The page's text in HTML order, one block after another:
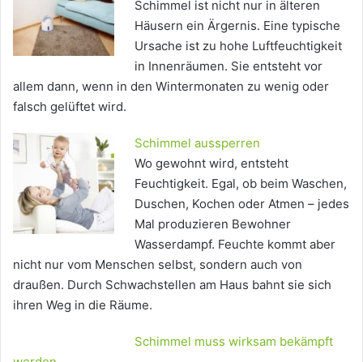
Schimmel ist nicht nur in älteren
Häusern ein Ärgernis. Eine typische
Ursache ist zu hohe Luftfeuchtigkeit
in Innenräumen. Sie entsteht vor
allem dann, wenn in den Wintermonaten zu wenig oder
falsch gelüftet wird.
Schimmel aussperren
Wo gewohnt wird, entsteht
Feuchtigkeit. Egal, ob beim Waschen,
Duschen, Kochen oder Atmen – jedes
Mal produzieren Bewohner
Wasserdampf. Feuchte kommt aber
nicht nur vom Menschen selbst, sondern auch von
draußen. Durch Schwachstellen am Haus bahnt sie sich
ihren Weg in die Räume.
Schimmel muss wirksam bekämpft